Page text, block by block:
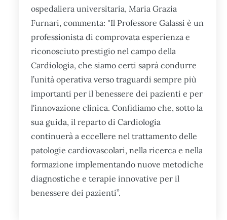
ospedaliera universitaria, Maria Grazia
Furnari, commenta: "Il Professore Galassi è un
professionista di comprovata esperienza e
riconosciuto prestigio nel campo della
Cardiologia, che siamo certi saprà condurre
l’unità operativa verso traguardi sempre più
importanti per il benessere dei pazienti e per
l'innovazione clinica. Confidiamo che, sotto la
sua guida, il reparto di Cardiologia
continuerà a eccellere nel trattamento delle
patologie cardiovascolari, nella ricerca e nella
formazione implementando nuove metodiche
diagnostiche e terapie innovative per il
benessere dei pazienti”.